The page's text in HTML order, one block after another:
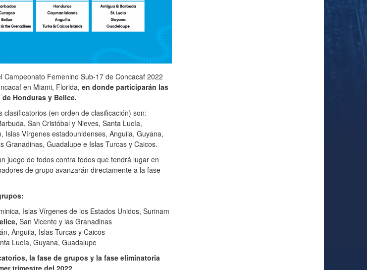
Campeonato Femenino Sub-17 de Concacaf 2022
en Miami, Florida, en donde participarán las
Honduras y Belice.
clasificatorios (en orden de clasificación) son:
San Cristóbal y Nieves, Santa Lucía,
Islas Vírgenes estadounidenses, Anguila, Guyana,
Granadinas, Guadalupe e Islas Turcas y Caicos.
juego de todos contra todos que tendrá lugar en
de grupo avanzarán directamente a la fase
Islas Vírgenes de los Estados Unidos, Surinam
San Vicente y las Granadinas
Anguila, Islas Turcas y Caicos
Lucía, Guyana, Guadalupe
la fase de grupos y la fase eliminatoria